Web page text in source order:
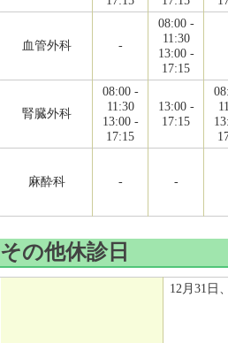
血管外科 -
08:00 -
11:30
13:00 -
17:15
腎臓外科
08:00 -
11:30
13:00 -
17:15
13:00 -
17:15
麻酔科 - -
その他休診日
12月31日